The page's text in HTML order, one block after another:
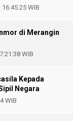
WIB
di Merangin
WIB
Kepada
Negara
WIB